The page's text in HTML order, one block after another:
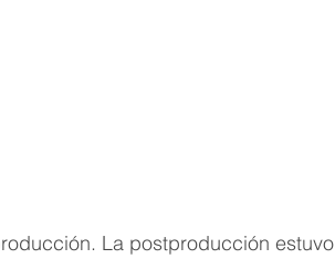
La postproducción estuvo